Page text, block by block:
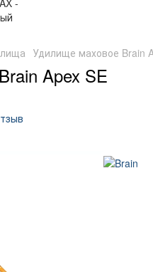
Удилище маховое Brain
Apex SE